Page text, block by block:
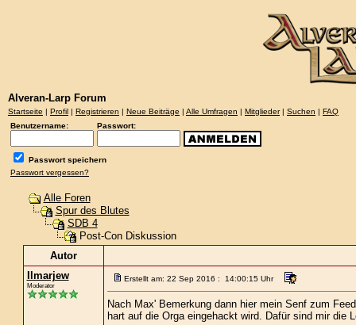
Alveran-Larp Forum
Startseite | Profil | Registrieren | Neue Beiträge | Alle Umfragen | Mitglieder| Suchen | FAQ
Benutzername:
Passwort:
Passwort speichern
Passwort vergessen?
Alle Foren
Spur des Blutes
SDB 4
Post-Con Diskussion
Autor
Ilmarjew
Moderator
Erstellt am: 22 Sep 2016 : 14:00:15 Uhr
Nach Max' Bemerkung dann hier mein Senf zum
hart auf die Orga eingehackt wird. Dafür sind mir die